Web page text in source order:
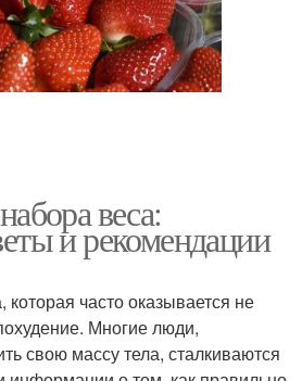
веса:
и рекомендации
часто оказывается не
Многие люди,
свою массу тела, сталкиваются